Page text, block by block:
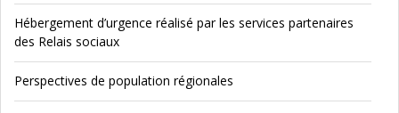
Hébergement d’urgence réalisé par les services partenaires
des Relais sociaux
Perspectives de population régionales